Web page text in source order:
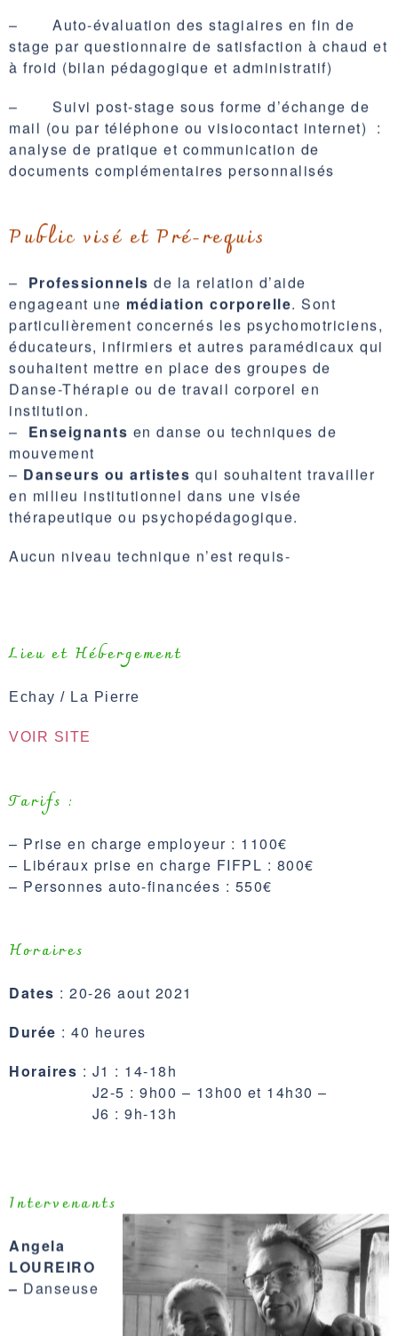
stage par questionnaire de satisfaction à chaud et
à froid (bilan pédagogique et administratif)
mail (ou par téléphone ou visiocontact internet) :
analyse de pratique et communication de
documents complémentaires personnalisés
Public visé et Pré-requis
engageant unemédiation corporelle. Sont
particulièrement concernés les psychomotriciens,
éducateurs, infirmiers et autres paramédicaux qui
souhaitent mettre en place des groupes de
Danse-Thérapie ou de travail corporel en
institution.
–Enseignants
mouvement
–Danseurs ou artistes
en milieu institutionnel dans une visée
thérapeutique ou psychopédagogique.
Lieu et Hébergement
Echay / La Pierre
VOIR SITE
Tarifs :
– Prise en charge employeur : 1100€
– Libéraux prise en charge FIFPL : 800€
– Personnes auto-financées : 550€
Horaires
Dates : 20-26 aout 2021
Durée : 40 heures
Horaires : J1 : 14-18h
J2-5 : 9h00 – 13h00 et 14h30 –
J6 : 9h-13h
Angela
LOUREIRO